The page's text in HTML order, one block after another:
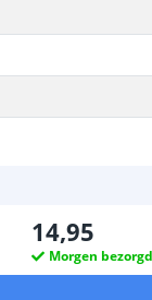
14,95
Morgen bezorgd